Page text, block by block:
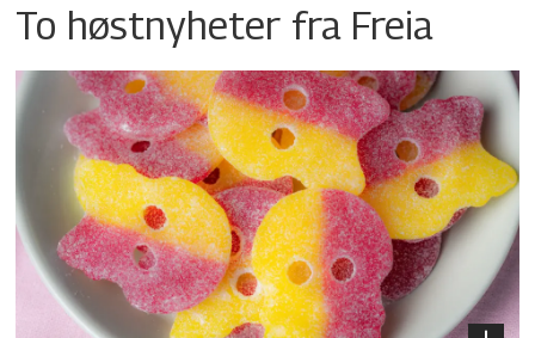
To høstnyheter fra Freia